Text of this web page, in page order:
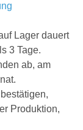
Lager dauert
3 Tage.
ab, am
Produktion,